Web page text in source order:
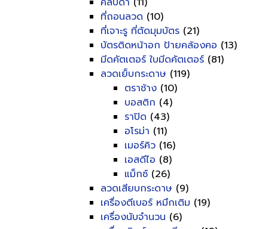
ที่ถอนลวด (10)
ที่เจาะรู ที่ตัดมุมบัตร (21)
บัตรติดหน้าอก ป้ายคล้องคอ (13)
มีดคัตเตอร์ ใบมีดคัตเตอร์ (81)
ลวดเย็บกระดาษ (119)
ตราช้าง (10)
บอสติก (4)
ราปิด (43)
อโรม่า (11)
เมอร์คิว (16)
เอสดีไอ (8)
แม็กซ์ (26)
ลวดเสียบกระดาษ (9)
เครื่องตีเบอร์ หมึกเติม (19)
เครื่องนับจำนวน (6)